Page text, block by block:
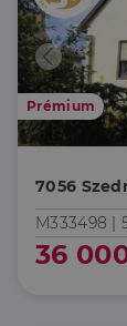
Prémium
7056
M333498 |
36